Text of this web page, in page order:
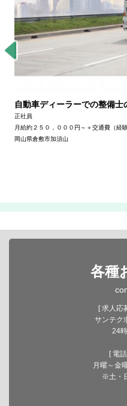
自動車ディーラーでの整備士
正社員
月給約２５０，０００円～＋交通費（経
岡山県倉敷市加須山
各種
[ 求人応
サンテク
24
[ 電
月曜～金
※土・